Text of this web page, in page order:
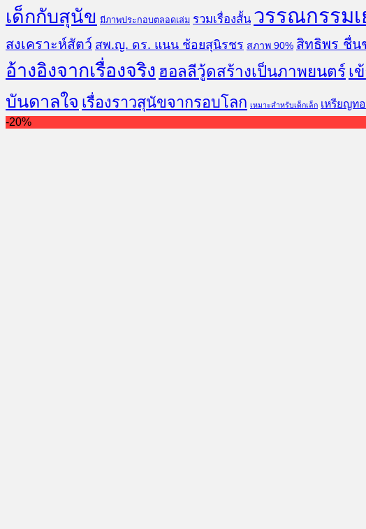
เด็กกับสุนัข มีภาพประกอบตลอดเล่ม รวมเรื่องสั้น วรรณกรรม
สงเคราะห์สัตว์ สพ.ญ. ดร. แนน ช้อยสุนิรชร สภาพ 90% สิทธิพร ชื่น
อ้างอิงจากเรื่องจริง ฮอลลีวู้ดสร้างเป็นภาพยนตร์ เ
บันดาลใจ เรื่องราวสุนัขจากรอบโลก เหมาะสำหรับเด็กเล็ก เหรียญท
-20%